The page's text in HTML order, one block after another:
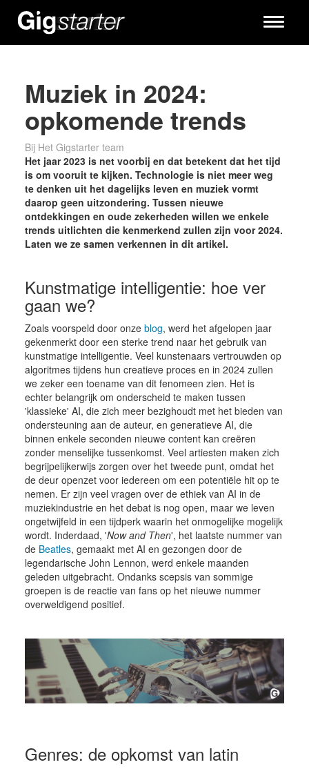
Toggle
Muziek in 2024:
opkomende trends
Bij Het Gigstarter team
Het jaar 2023 is net voorbij en dat betekent dat het tijd
is om vooruit te kijken. Technologie is niet meer weg
te denken uit het dagelijks leven en muziek vormt
daarop geen uitzondering. Tussen nieuwe
ontdekkingen en oude zekerheden willen we enkele
trends uitlichten die kenmerkend zullen zijn voor 2024.
Laten we ze samen verkennen in dit artikel.
Kunstmatige intelligentie: hoe ver
gaan we?
Zoals voorspeld door onze blog, werd het afgelopen jaar
gekenmerkt door een sterke trend naar het gebruik van
kunstmatige intelligentie. Veel kunstenaars vertrouwden op
algoritmes tijdens hun creatieve proces en in 2024 zullen
we zeker een toename van dit fenomeen zien. Het is
echter belangrijk om onderscheid te maken tussen
'klassieke' AI, die zich meer bezighoudt met het bieden van
ondersteuning aan de auteur, en generatieve AI, die
binnen enkele seconden nieuwe content kan creëren
zonder menselijke tussenkomst. Veel artiesten maken zich
begrijpelijkerwijs zorgen over het tweede punt, omdat het
de deur openzet voor iedereen om een potentiële hit op te
nemen. Er zijn veel vragen over de ethiek van AI in de
muziekindustrie en het debat is nog open, maar we leven
ongetwijfeld in een tijdperk waarin het onmogelijke mogelijk
wordt. Inderdaad, 'Now and Then', het laatste nummer van
de Beatles, gemaakt met AI en gezongen door de
legendarische John Lennon, werd enkele maanden
geleden uitgebracht. Ondanks scepsis van sommige
groepen is de reactie van fans op het nieuwe nummer
overweldigend positief.
Genres: de opkomst van latin